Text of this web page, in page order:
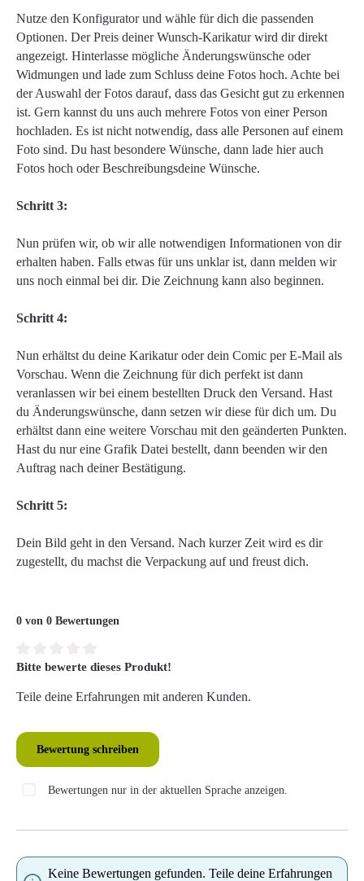
Nutze den Konfigurator und wähle für dich die passenden
Optionen. Der Preis deiner Wunsch-Karikatur wird dir direkt
angezeigt. Hinterlasse mögliche Änderungswünsche oder
Widmungen und lade zum Schluss deine Fotos hoch. Achte bei
der Auswahl der Fotos darauf, dass das Gesicht gut zu erkennen
ist. Gern kannst du uns auch mehrere Fotos von einer Person
hochladen. Es ist nicht notwendig, dass alle Personen auf einem
Foto sind. Du hast besondere Wünsche, dann lade hier auch
Fotos hoch oder Beschreibungsdeine Wünsche.
Schritt 3:
Nun prüfen wir, ob wir alle notwendigen Informationen von dir
erhalten haben. Falls etwas für uns unklar ist, dann melden wir
uns noch einmal bei dir. Die Zeichnung kann also beginnen.
Schritt 4:
Nun erhältst du deine Karikatur oder dein Comic per E-Mail als
Vorschau. Wenn die Zeichnung für dich perfekt ist dann
veranlassen wir bei einem bestellten Druck den Versand. Hast
du Änderungswünsche, dann setzen wir diese für dich um. Du
erhältst dann eine weitere Vorschau mit den geänderten Punkten.
Hast du nur eine Grafik Datei bestellt, dann beenden wir den
Auftrag nach deiner Bestätigung.
Schritt 5:
Dein Bild geht in den Versand. Nach kurzer Zeit wird es dir
zugestellt, du machst die Verpackung auf und freust dich.
0 von 0 Bewertungen
Durchschnittliche Bewertung von 0 von 5 Sternen
Bitte bewerte dieses Produkt!
Teile deine Erfahrungen mit anderen Kunden.
Bewertung schreiben
Bewertungen nur in der aktuellen Sprache anzeigen.
Keine Bewertungen gefunden. Teile deine Erfahrungen